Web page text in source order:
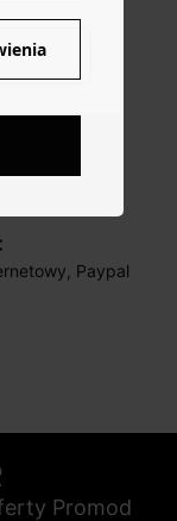
Paypal
Promod